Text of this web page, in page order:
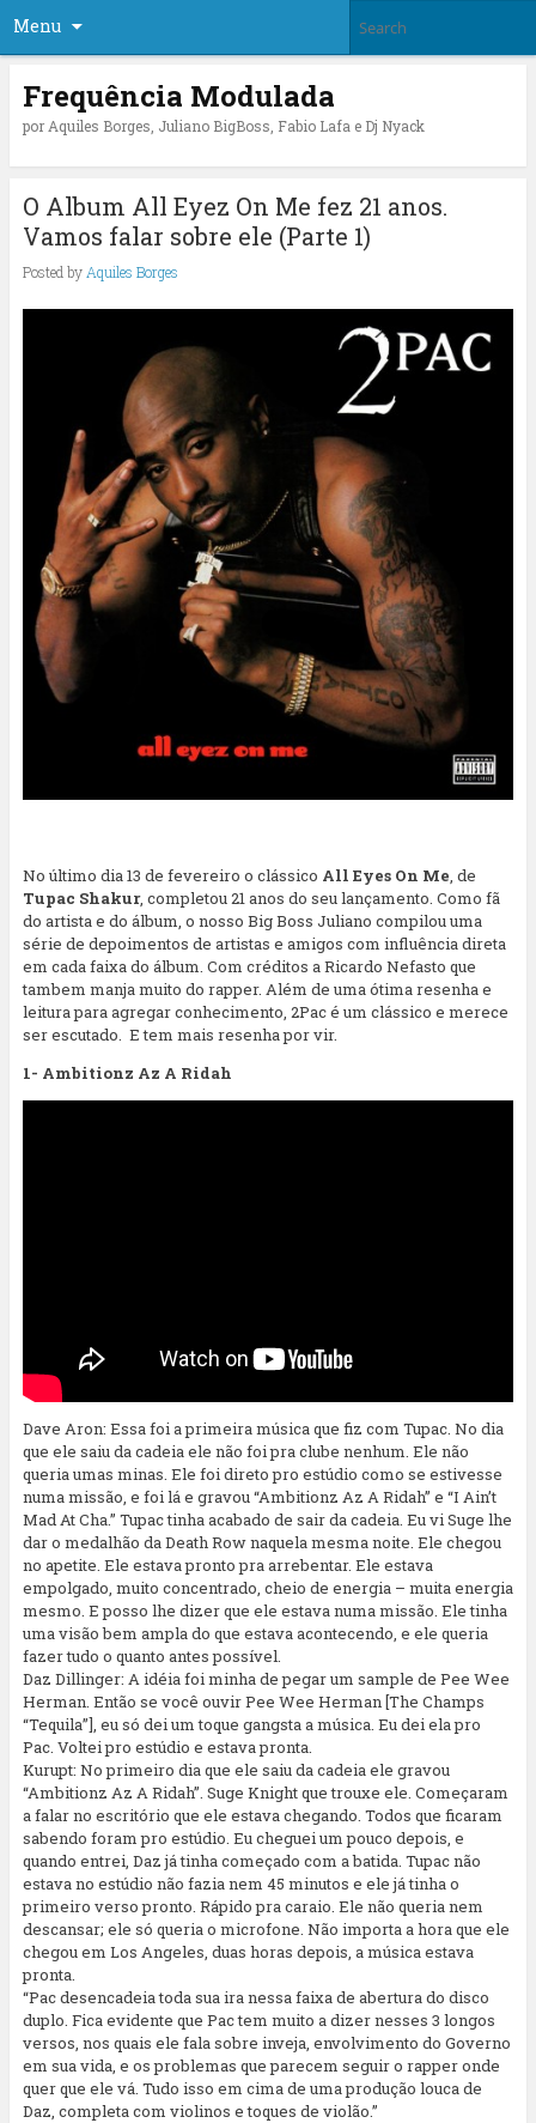
Menu
Frequência Modulada
por Aquiles Borges, Juliano BigBoss, Fabio Lafa e Dj Nyack
O Album All Eyez On Me fez 21 anos.
Vamos falar sobre ele (Parte 1)
Posted by Aquiles Borges
No último dia 13 de fevereiro o clássico All Eyes On Me, de
Tupac Shakur, completou 21 anos do seu lançamento. Como fã
do artista e do álbum, o nosso Big Boss Juliano compilou uma
série de depoimentos de artistas e amigos com influência direta
em cada faixa do álbum. Com créditos a Ricardo Nefasto que
tambem manja muito do rapper. Além de uma ótima resenha e
leitura para agregar conhecimento, 2Pac é um clássico e merece
ser escutado. E tem mais resenha por vir.
1- Ambitionz Az A Ridah
Dave Aron: Essa foi a primeira música que fiz com Tupac. No dia
que ele saiu da cadeia ele não foi pra clube nenhum. Ele não
queria umas minas. Ele foi direto pro estúdio como se estivesse
numa missão, e foi lá e gravou “Ambitionz Az A Ridah” e “I Ain’t
Mad At Cha.” Tupac tinha acabado de sair da cadeia. Eu vi Suge lhe
dar o medalhão da Death Row naquela mesma noite. Ele chegou
no apetite. Ele estava pronto pra arrebentar. Ele estava
empolgado, muito concentrado, cheio de energia – muita energia
mesmo. E posso lhe dizer que ele estava numa missão. Ele tinha
uma visão bem ampla do que estava acontecendo, e ele queria
fazer tudo o quanto antes possível.
Daz Dillinger: A idéia foi minha de pegar um sample de Pee Wee
Herman. Então se você ouvir Pee Wee Herman [The Champs
“Tequila”], eu só dei um toque gangsta a música. Eu dei ela pro
Pac. Voltei pro estúdio e estava pronta.
Kurupt: No primeiro dia que ele saiu da cadeia ele gravou
“Ambitionz Az A Ridah”. Suge Knight que trouxe ele. Começaram
a falar no escritório que ele estava chegando. Todos que ficaram
sabendo foram pro estúdio. Eu cheguei um pouco depois, e
quando entrei, Daz já tinha começado com a batida. Tupac não
estava no estúdio não fazia nem 45 minutos e ele já tinha o
primeiro verso pronto. Rápido pra caraio. Ele não queria nem
descansar; ele só queria o microfone. Não importa a hora que ele
chegou em Los Angeles, duas horas depois, a música estava
pronta.
“Pac desencadeia toda sua ira nessa faixa de abertura do disco
duplo. Fica evidente que Pac tem muito a dizer nesses 3 longos
versos, nos quais ele fala sobre inveja, envolvimento do Governo
em sua vida, e os problemas que parecem seguir o rapper onde
quer que ele vá. Tudo isso em cima de uma produção louca de
Daz, completa com violinos e toques de violão.”